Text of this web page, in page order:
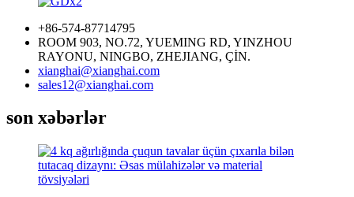
+86-574-87714795
ROOM 903, NO.72, YUEMING RD, YINZHOU
RAYONU, NINGBO, ZHEJIANG, ÇİN.
xianghai@xianghai.com
sales12@xianghai.com
son xəbərlər